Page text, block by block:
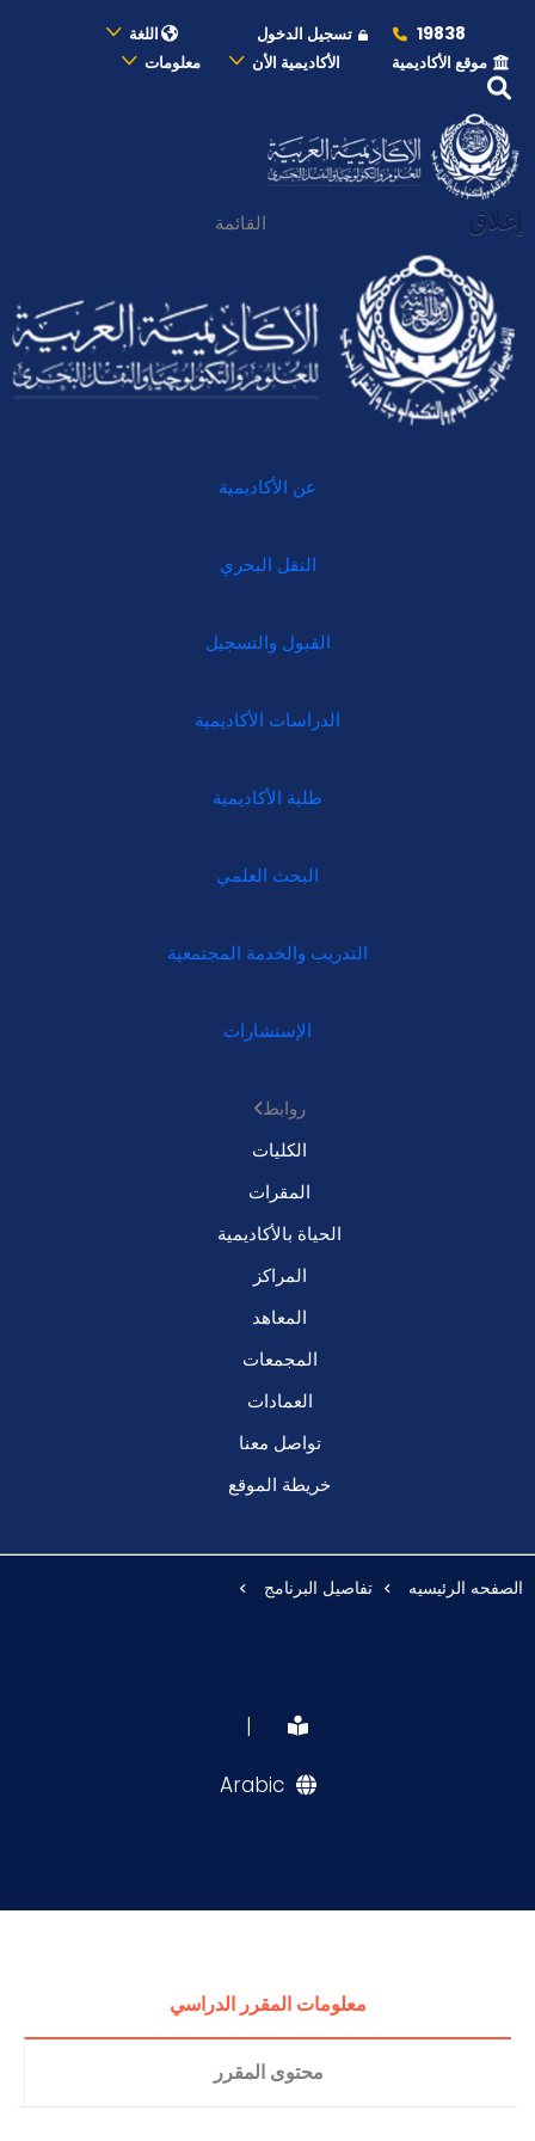
19838 تسجيل الدخول
اللغة
موقع الأكاديمية
الأكاديمية الأن معلومات
إغلاق القائمة
عن الأكاديمية
النقل البحري
القبول والتسجيل
الدراسات الأكاديمية
طلبة الأكاديمية
البحث العلمي
التدريب والخدمة المجتمعية
الإستشارات
روابط
الكليات
المقرات
الحياة بالأكاديمية
المراكز
المعاهد
المجمعات
العمادات
تواصل معنا
خريطة الموقع
الصفحه الرئيسيه تفاصيل البرنامج
|
Arabic
معلومات المقرر الدراسي
محتوى المقرر